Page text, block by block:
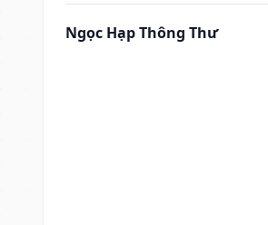
Ngọc Hạp Thông Thư